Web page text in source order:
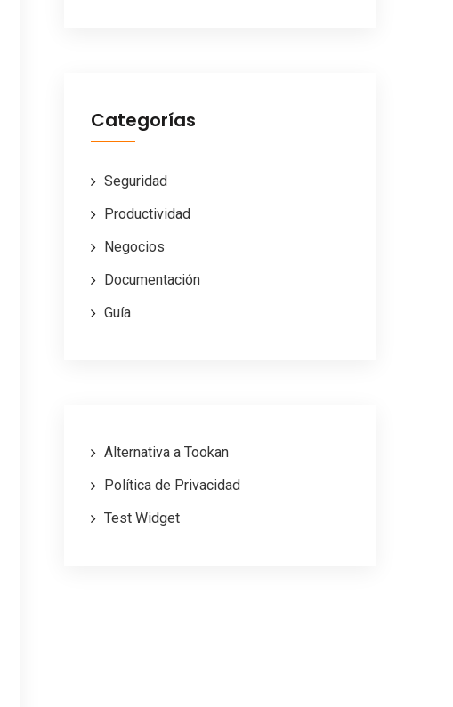
Categorías
Seguridad
Productividad
Negocios
Documentación
Guía
Alternativa a Tookan
Política de Privacidad
Test Widget